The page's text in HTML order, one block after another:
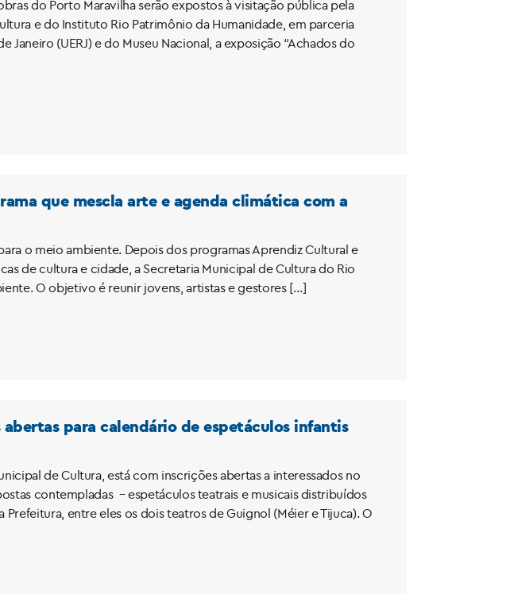
do Porto Maravilha serão expostos à visitação pública pela
e do Instituto Rio Patrimônio da Humanidade, em parceria
(UERJ) e do Museu Nacional, a exposição “Achados do
que mescla arte e agenda climática com a
o meio ambiente. Depois dos programas Aprendiz Cultural e
de cultura e cidade, a Secretaria Municipal de Cultura do Rio
O objetivo é reunir jovens, artistas e gestores […]
abertas para calendário de espetáculos infantis
de Cultura, está com inscrições abertas a interessados no
contempladas – espetáculos teatrais e musicais distribuídos
entre eles os dois teatros de Guignol (Méier e Tijuca). O